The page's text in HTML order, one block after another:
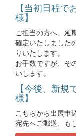
【当初日程
様】
ご担当の方へ、延
確定いたしました
りいたします。
お手数ですが、そ
いします。
【今後、新
様】
こちらから出展申
宛先へご郵送、も